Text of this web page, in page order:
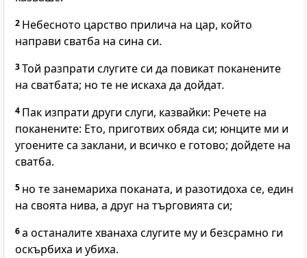
2 Небесното царство прилича на цар, който
направи сватба на сина си.
3Той разпрати слугите си да повикат поканените
на сватбата; но те не искаха да дойдат.
4 Пак изпрати други слуги, казвайки: Речете на
поканените: Ето, приготвих обяда си; юнците ми и
угоените са заклани, и всичко е готово; дойдете на
сватба.
5 но те занемариха поканата, и разотидоха се, един
на своята нива, а друг на търговията си;
6а останалите хванаха слугите му и безсрамно ги
оскърбиха и убиха.